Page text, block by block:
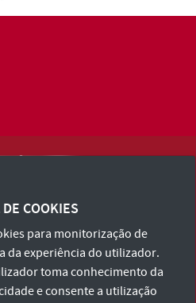
e Política de Privacidade
de Acessibilidade
COOKIES
para monitorização de
da experiência do utilizador.
toma conhecimento da
e consente a utilização